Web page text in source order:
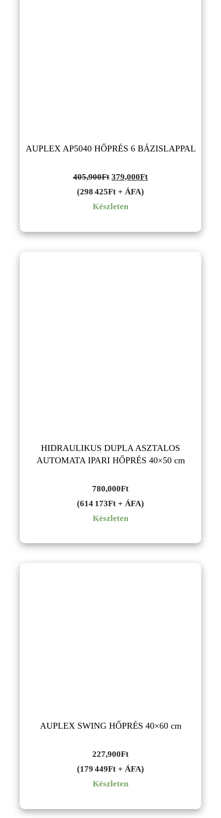
AUPLEX AP5040 HŐPRÉS 6 BÁZISLAPPAL
405,900Ft Original
price
was:
379,000FtCurrent
(298 425Ft + ÁFA)
Készleten
HIDRAULIKUS DUPLA ASZTALOS
AUTOMATA IPARI HŐPRÉS 40×50 cm
780,000Ft
(614 173Ft + ÁFA)
Készleten
AUPLEX SWING HŐPRÉS 40×60 cm
227,900Ft
(179 449Ft + ÁFA)
Készleten